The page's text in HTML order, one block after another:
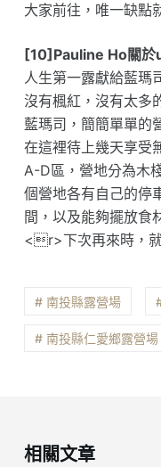
大家前往，唯一缺點
[10]Pauline Ho關於
人生第一露獻給藍瑪
沒有楓紅，沒有太
藍瑪司，簡簡單單的
在這裡待上幾天享
A-D區，營地分為木
個營地各有自己的停
間，以及能夠擺放食
<r>下次再來時，
# 南投縣露營場
# 南投縣仁愛鄉露營場
相關文章